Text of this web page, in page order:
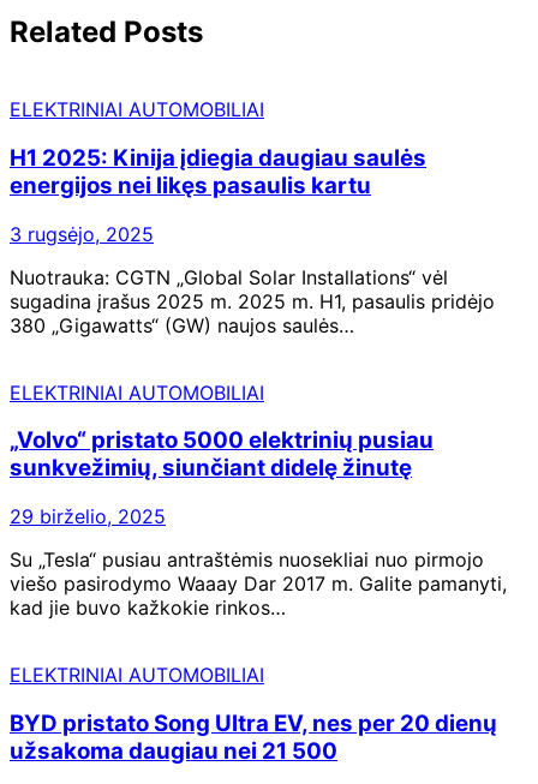
Related Posts
ELEKTRINIAI AUTOMOBILIAI
H1 2025: Kinija įdiegia daugiau saulės
energijos nei likęs pasaulis kartu
3 rugsėjo, 2025
Nuotrauka: CGTN „Global Solar Installations“ vėl
sugadina įrašus 2025 m. 2025 m. H1, pasaulis pridėjo
380 „Gigawatts“ (GW) naujos saulės…
ELEKTRINIAI AUTOMOBILIAI
„Volvo“ pristato 5000 elektrinių pusiau
sunkvežimių, siunčiant didelę žinutę
29 birželio, 2025
Su „Tesla“ pusiau antraštėmis nuosekliai nuo pirmojo
viešo pasirodymo Waaay Dar 2017 m. Galite pamanyti,
kad jie buvo kažkokie rinkos…
ELEKTRINIAI AUTOMOBILIAI
BYD pristato Song Ultra EV, nes per 20 dienų
užsakoma daugiau nei 21 500